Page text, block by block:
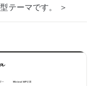
テーマです。 ＞